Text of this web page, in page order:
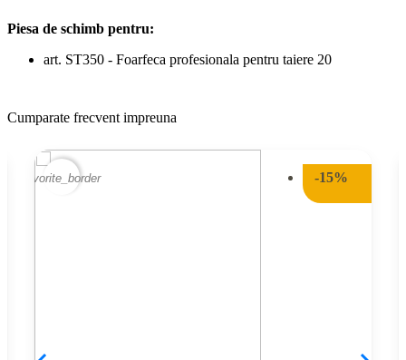
Piesa de schimb pentru:
art. ST350 - Foarfeca profesionala pentru taiere 20
Cumparate frecvent impreuna
-15%
favorite_border